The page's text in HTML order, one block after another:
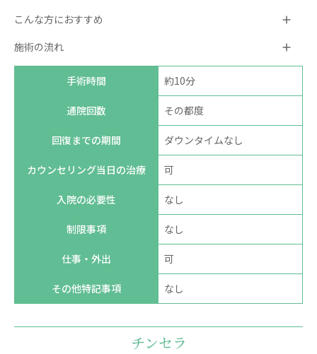
こんな方におすすめ
施術の流れ
手術時間 約10分
通院回数 その都度
回復までの期間 ダウンタイムなし
カウンセリング当日の治療 可
入院の必要性 なし
制限事項 なし
仕事・外出 可
その他特記事項 なし
チンセラ